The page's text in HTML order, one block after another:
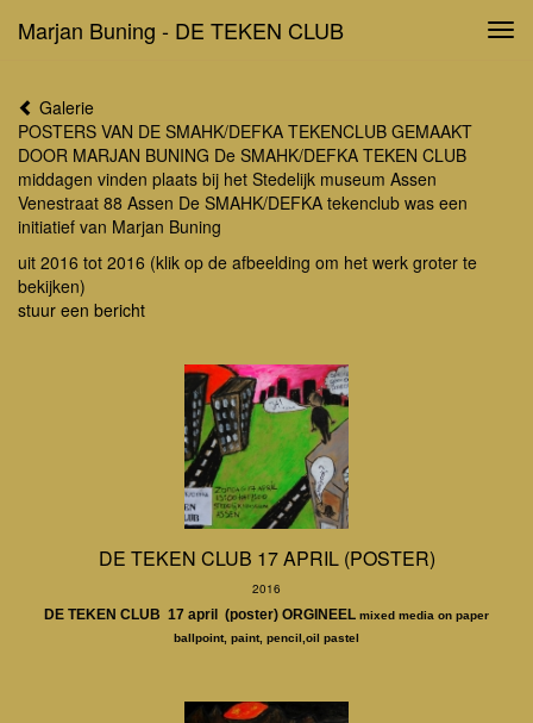
Marjan Buning - DE TEKEN CLUB
Galerie
POSTERS VAN DE SMAHK/DEFKA TEKENCLUB GEMAAKT
DOOR MARJAN BUNING De SMAHK/DEFKA TEKEN CLUB
middagen vinden plaats bij het Stedelijk museum Assen
Venestraat 88 Assen De SMAHK/DEFKA tekenclub was een
initiatief van Marjan Buning
uit 2016 tot 2016 (klik op de afbeelding om het werk groter te
bekijken)
stuur een bericht
DE TEKEN CLUB 17 APRIL (POSTER)
2016
DE TEKEN CLUB 17 april (poster) ORGINEEL mixed media on paper
ballpoint, paint, pencil,oil pastel